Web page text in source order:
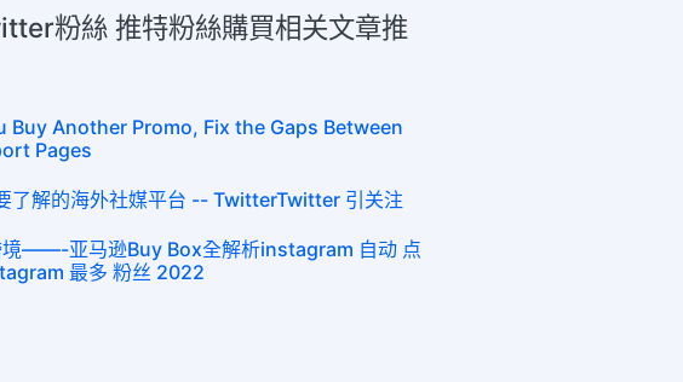
粉絲 推特粉絲購買相关文章推
Buy Another Promo, Fix the Gaps Between
Pages
了解的海外社媒平台 -- TwitterTwitter 引关注
境——-亚马逊Buy Box全解析instagram 自动 点
最多 粉丝 2022